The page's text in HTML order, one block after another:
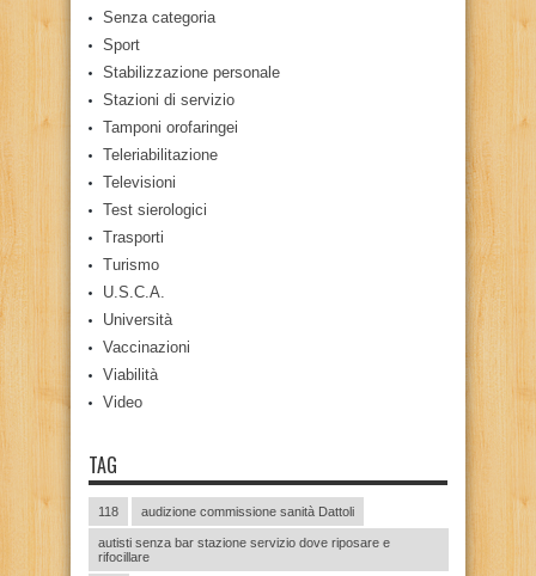
Senza categoria
Sport
Stabilizzazione personale
Stazioni di servizio
Tamponi orofaringei
Teleriabilitazione
Televisioni
Test sierologici
Trasporti
Turismo
U.S.C.A.
Università
Vaccinazioni
Viabilità
Video
TAG
118 audizione commissione sanità Dattoli
autisti senza bar stazione servizio dove riposare e
rifocillare